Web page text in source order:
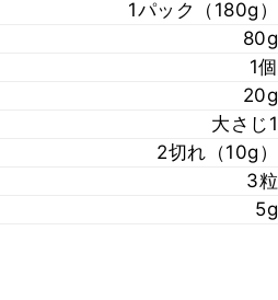
1パック（180g）
80g
1個
20g
大さじ1
2切れ（10g）
3粒
5g